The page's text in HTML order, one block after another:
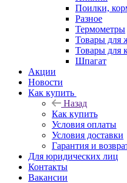
Поилки,
Разное
Термометры
Товары для
Товары для
Шпагат
Акции
Новости
Как купить
Назад
Как купить
Условия оплаты
Условия доставки
Гарантия и
Для юридических лиц
Контакты
Вакансии